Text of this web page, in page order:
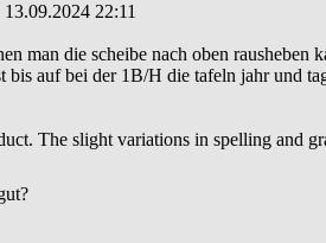
13.09.2024 22:11
man die scheibe nach oben
bis auf bei der 1B/H die tafeln jahr und
The slight variations in spelling and